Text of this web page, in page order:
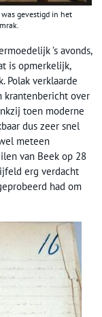
gevestigd in het
’s avonds,
is opmerkelijk,
Polak verklaarde
krantenbericht over
toen moderne
dus zeer snel
meteen
van Beek op 28
erg verdacht
had om